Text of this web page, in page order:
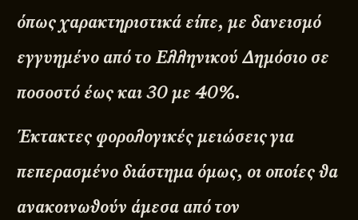
όπως χαρακτηριστικά είπε, με δανεισμό
εγγυημένο από το Ελληνικού Δημόσιο σε
ποσοστό έως και 30 με 40%.
Έκτακτες φορολογικές μειώσεις για
πεπερασμένο διάστημα όμως, οι οποίες θα
ανακοινωθούν άμεσα από τον